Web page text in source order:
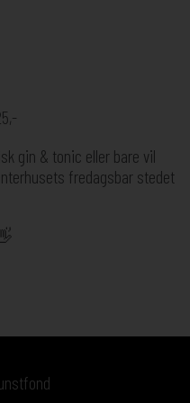
gin & tonic eller bare vil
fredagsbar stedet